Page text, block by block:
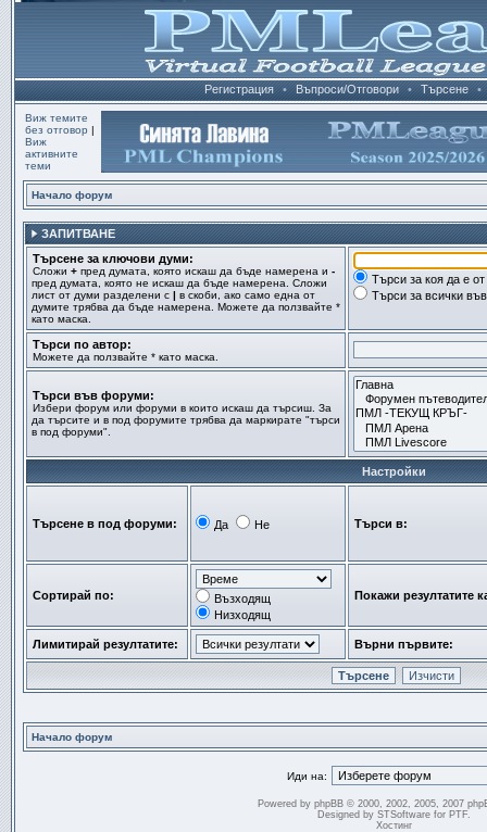
Регистрация • Въпроси/Отговори • Търсене •
Виж темите
без отговор |
Виж
активните
теми
Начало форум
ЗАПИТВАНЕ
Търсене за ключови думи:
Сложи + пред думата, която искаш да бъде намерена и -
пред думата, която не искаш да бъде намерена. Сложи
лист от думи разделени с | в скоби, ако само една от
думите трябва да бъде намерена. Можете да ползвайте *
като маска.
Търси за коя да е
Търси за всички
Търси по автор:
Можете да ползвайте * като маска.
Търси във форуми:
Избери форум или форуми в които искаш да търсиш. За
да търсите и в под форумите трябва да маркирате "търси
в под форуми".
Настройки
Търсене в под форуми: Да Не Търси в:
Сортирай по:
Възходящ
Низходящ
Покажи резултатите
Лимитирай резултатите: Върни първите:
Начало форум
Иди на:
Powered by phpBB© 2000, 2002, 2005, 2007
Designed by STSoftwarefor PTF.
Хостинг